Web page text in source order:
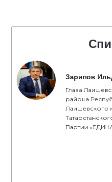
Зарипов
Глава
района
Лаишевского
Партии